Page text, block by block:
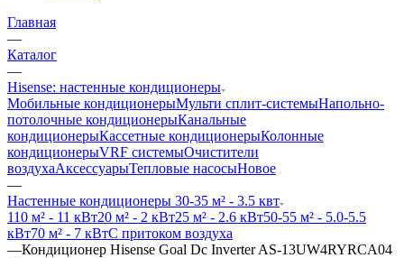
Главная
—
Каталог
—
Hisense: настенные кондиционеры
Мобильные кондиционерыМульти сплит-системыНапольно-
потолочные кондиционерыКанальные
кондиционерыКассетные кондиционерыКолонные
кондиционерыVRF системыОчистители
воздухаАксессуарыТепловые насосыНовое
—
Настенные кондиционеры 30-35 м² - 3.5 квт
110 м² - 11 кВт20 м² - 2 кВт25 м² - 2.6 кВт50-55 м² - 5.0-5.5
кВт70 м² - 7 кВтС притоком воздуха
—Кондиционер Hisense Goal Dc Inverter AS-13UW4RYRCA04